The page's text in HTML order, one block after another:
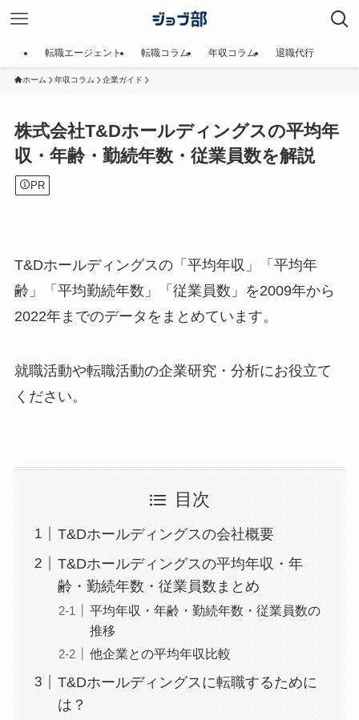
転職エージェント 転職コラム 年収コラム 退職代行
ホーム 年収コラム 企業ガイド
株式会社T&Dホールディングスの平均年
収・年齢・勤続年数・従業員数を解説
PR
T&Dホールディングスの「平均年収」「平均年
齢」「平均勤続年数」「従業員数」を2009年から
2022年までのデータをまとめています。
就職活動や転職活動の企業研究・分析にお役立て
ください。
目次
T&Dホールディングスの会社概要
T&Dホールディングスの平均年収・年
齢・勤続年数・従業員数まとめ
平均年収・年齢・勤続年数・従業員数の
推移
他企業との平均年収比較
T&Dホールディングスに転職するために
は？